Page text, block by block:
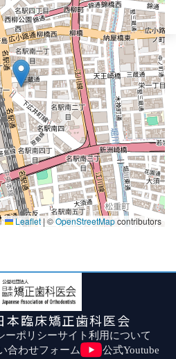
Leaflet | ©OpenStreetMapcontributors
本臨床矯正歯科医会
ーポリシーサイト利用について
合わせフォーム 公式Youtube